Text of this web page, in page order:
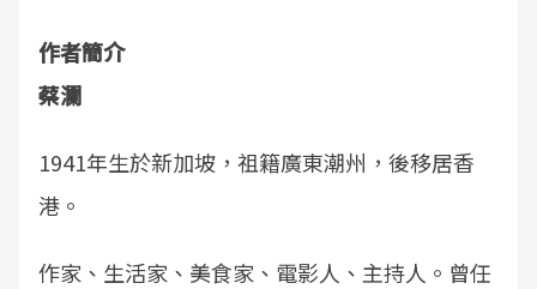
作者簡介
蔡瀾
1941年生於新加坡，祖籍廣東潮州，後移居香
港。
作家、生活家、美食家、電影人、主持人。曾任